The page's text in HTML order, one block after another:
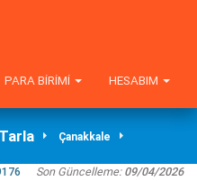
HESABIM
PARA BIRIMI
Tarla Çanakkale
Son Güncelleme:09/04/2026